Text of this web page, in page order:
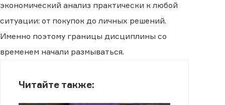
экономический анализ практически к любой
ситуации: от покупок до личных решений.
Именно поэтому границы дисциплины со
временем начали размываться.
Читайте также: